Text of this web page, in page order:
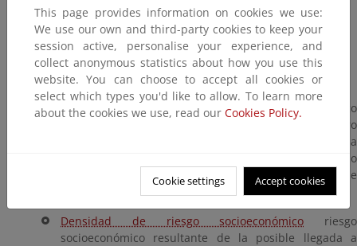
Crudo
Fuel pesado
Fuel medio
Gasoil
Densidad de riesgo ecológicoriesgo ecológico
resultante de la posible llegada a costa de los cuatro
tipos de hidrocarburos (suma de los productos de la
severidad de daño ecológico por la longitud del tramo
y por la probabilidad para todos los incidentes de
contaminación)
Densidad de riesgo socioeconómico riesgo
socioeconómico resultante de la posible llegada a
This page provides information on cookies we use:
We use our own and third-party cookies to keep your
session active, personalise your experience, and
collect anonymous statistics about how you use this
website. You can choose to accept all cookies or
select which types you'd like to allow. To learn more
about the cookies we use, read our Cookies Policy.
Cookie settings Accept cookies